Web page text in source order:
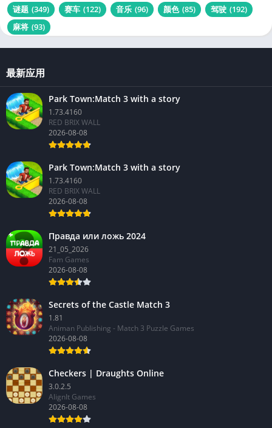
谜题 (349) 赛车 (122) 音乐 (96) 颜色 (85) 驾驶 (192)
麻将 (93)
最新应用
Park Town:Match 3 with a story
1.73.4160
RED BRIX WALL
2026-08-08
Park Town:Match 3 with a story
1.73.4160
RED BRIX WALL
2026-08-08
Правда или ложь 2024
21_05_2026
Fam Games
2026-08-08
Secrets of the Castle Match 3
1.81
Animan Publishing - Match 3 Puzzle Games
2026-08-08
Checkers | Draughts Online
3.0.2.5
AlignIt Games
2026-08-08